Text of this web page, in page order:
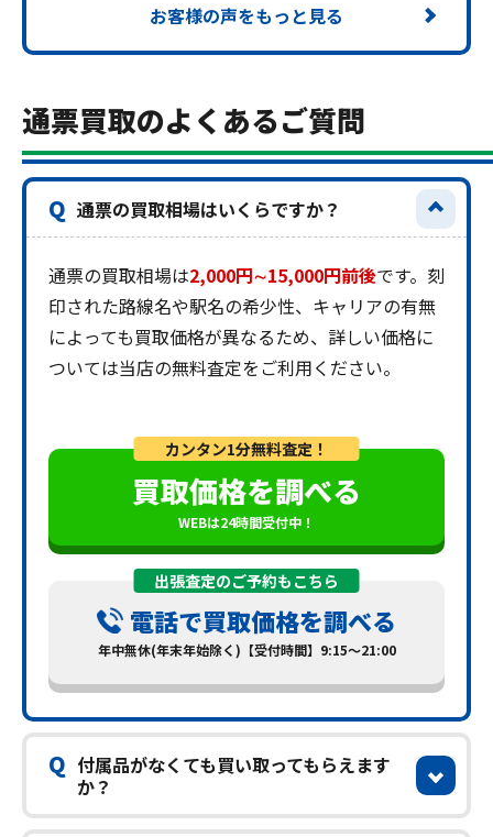
お客様の声をもっと見る
通票買取のよくあるご質問
Q 通票の買取相場はいくらですか？
通票の買取相場は2,000円∼15,000円前後です。刻
印された路線名や駅名の希少性、キャリアの有無
によっても買取価格が異なるため、詳しい価格に
ついては当店の無料査定をご利用ください。
カンタン1分無料査定！
買取価格を調べる
WEBは24時間受付中！
出張査定のご予約もこちら
電話で買取価格を調べる
年中無休(年末年始除く)【受付時間】9:15～21:00
Q 付属品がなくても買い取ってもらえます
か？